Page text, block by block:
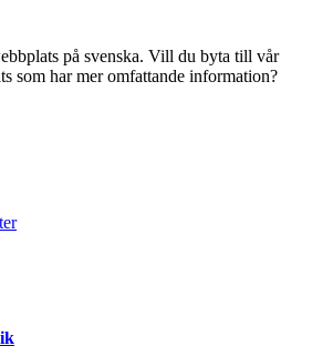
på svenska. Vill du byta till vår
som har mer omfattande information?